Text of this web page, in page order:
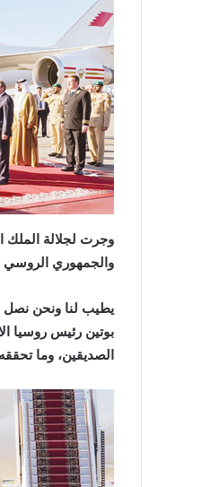
‬والجمهوري‭ ‬الروسي‭. ‬وقد‭ ‬تفضل‭ ‬صاحب‭ ‬الجلالة‭ ‬الملك‭ ‬المعظم،‭ ‬لدى‭ ‬وصوله‭ ‬بالتصريح‭ ‬التالي‭:‬
‬الصديقين،‭ ‬وما‭ ‬تحققه‭ ‬من‭ ‬تطور‭ ‬وتنامي‭ ‬في‭ ‬مختلف‭ ‬المجالات‭ ‬بما‭ ‬يلبي‭ ‬الأهداف‭ ‬والمصالح‭ ‬المشتركة‭.‬